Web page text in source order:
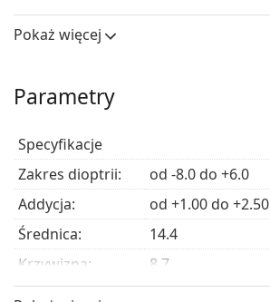
trybie dziennym.
Pokaż więcej
Parametry
Specyfikacje
Zakres dioptrii:
od -8.0 do +6.0
Addycja:
od +1.00 do +2.50
Średnica:
14.4
Krzywizna:
8.7